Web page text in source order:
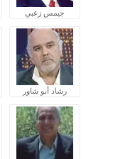
جيمس زغبي
رشاد أبو شاور